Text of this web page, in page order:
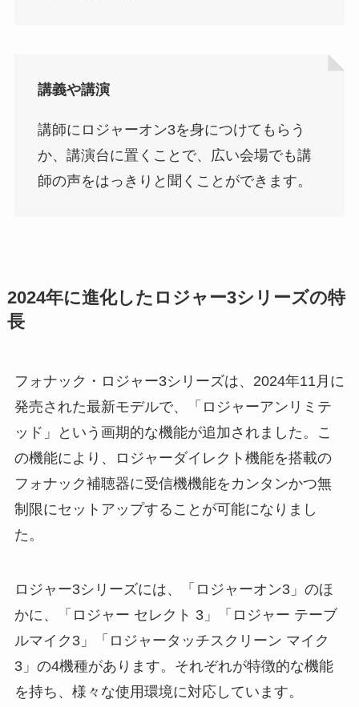
講義や講演
講師にロジャーオン3を身につけてもらう
か、講演台に置くことで、広い会場でも講
師の声をはっきりと聞くことができます。
2024年に進化したロジャー3シリーズの特
長
フォナック・ロジャー3シリーズは、2024年11月に
発売された最新モデルで、「ロジャーアンリミテ
ッド」という画期的な機能が追加されました。こ
の機能により、ロジャーダイレクト機能を搭載の
フォナック補聴器に受信機機能をカンタンかつ無
制限にセットアップすることが可能になりまし
た。
ロジャー3シリーズには、「ロジャーオン3」のほ
かに、「ロジャー セレクト 3」「ロジャー テーブ
ルマイク3」「ロジャータッチスクリーン マイク
3」の4機種があります。それぞれが特徴的な機能
を持ち、様々な使用環境に対応しています。